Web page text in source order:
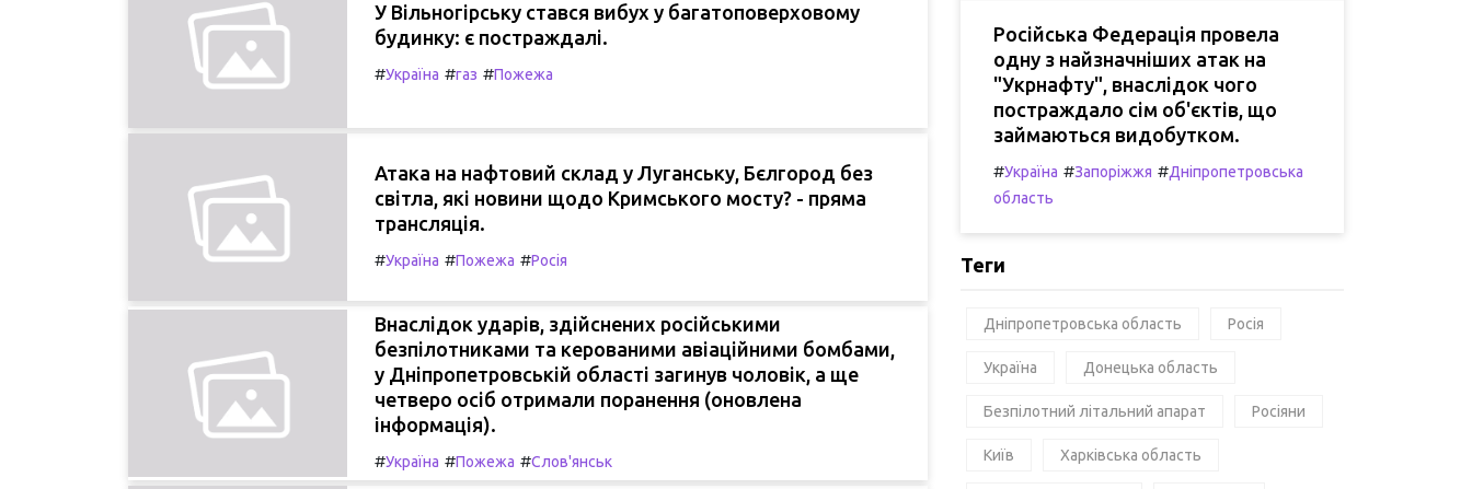
У Вільногірську стався вибух у багатоповерховому
будинку: є постраждалі.
#Україна #газ #Пожежа
Атака на нафтовий склад у Луганську, Бєлгород без
світла, які новини щодо Кримського мосту? - пряма
трансляція.
#Україна #Пожежа #Росія
Внаслідок ударів, здійснених російськими
безпілотниками та керованими авіаційними бомбами,
у Дніпропетровській області загинув чоловік, а ще
четверо осіб отримали поранення (оновлена
інформація).
#Україна #Пожежа #Слов'янськ
Російська Федерація провела
одну з найзначніших атак на
"Укрнафту", внаслідок чого
постраждало сім об'єктів, що
займаються видобутком.
#Україна #Запоріжжя #Дніпропетровська
область
Теги
Дніпропетровська область Росія
Україна Донецька область
Безпілотний літальний апарат Росіяни
Київ Харківська область